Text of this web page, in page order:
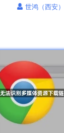
世鸿（西安）